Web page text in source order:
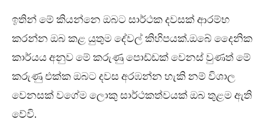
ඉතින් මේ කියන්නෙ ඔබට සාර්ථක දවසක් ආරම්භ
කරන්න ඔබ කළ යුතුම දේවල් කිහිපයක්.ඔබේ දෛනික
කාර්යය අනුව මේ කරුණු පොඩ්ඩක් වෙනස් වුණත් මේ
කරුණු එක්ක ඔබට දවස අරඹන්න හැකි නම් විශාල
වෙනසක් වගේම ලොකු සාර්ථකත්වයක් ඔබ තුළම ඇති
වේවි.